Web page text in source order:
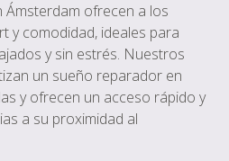
ofrecen a los
y comodidad, ideales para
y sin estrés. Nuestros
un sueño reparador en
y ofrecen un acceso rápido y
a su proximidad al